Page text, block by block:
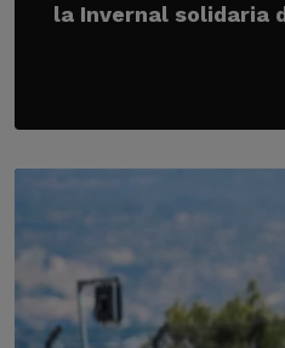
la Invernal solidaria